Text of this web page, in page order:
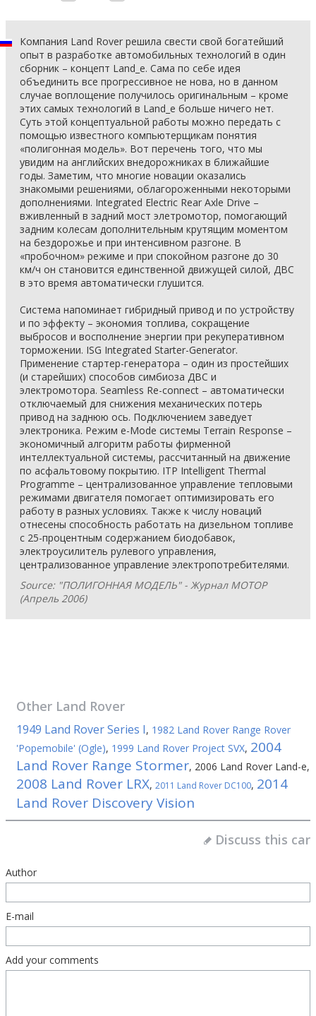
Компания Land Rover решила свести свой богатейший
опыт в разработке автомобильных технологий в один
сборник – концепт Land_e. Сама по себе идея
объединить все прогрессивное не нова, но в данном
случае воплощение получилось оригинальным – кроме
этих самых технологий в Land_e больше ничего нет.
Суть этой концептуальной работы можно передать с
помощью известного компьютерщикам понятия
«полигонная модель». Вот перечень того, что мы
увидим на английских внедорожниках в ближайшие
годы. Заметим, что многие новации оказались
знакомыми решениями, облагороженными некоторыми
дополнениями. Integrated Electric Rear Axle Drive –
вживленный в задний мост элетромотор, помогающий
задним колесам дополнительным крутящим моментом
на бездорожье и при интенсивном разгоне. В
«пробочном» режиме и при спокойном разгоне до 30
км/ч он становится единственной движущей силой, ДВС
в это время автоматически глушится.
Система напоминает гибридный привод и по устройству
и по эффекту – экономия топлива, сокращение
выбросов и восполнение энергии при рекуперативном
торможении. ISG Integrated Starter-Generator.
Применение стартер-генератора – один из простейших
(и старейших) способов симбиоза ДВС и
электромотора. Seamless Re-connect – автоматически
отключаемый для снижения механических потерь
привод на заднюю ось. Подключением заведует
электроника. Режим e-Mode системы Terrain Response –
экономичный алгоритм работы фирменной
интеллектуальной системы, рассчитанный на движение
по асфальтовому покрытию. ITP Intelligent Thermal
Programme – централизованное управление тепловыми
режимами двигателя помогает оптимизировать его
работу в разных условиях. Также к числу новаций
отнесены способность работать на дизельном топливе
с 25-процентным содержанием биодобавок,
электроусилитель рулевого управления,
централизованное управление электропотребителями.
Source: "ПОЛИГОННАЯ МОДЕЛЬ" - Журнал МОТОР
(Апрель 2006)
Other Land Rover
1949 Land Rover Series I, 1982 Land Rover Range Rover
'Popemobile' (Ogle), 1999 Land Rover Project SVX, 2004
Land Rover Range Stormer, 2006 Land Rover Land-e,
2008 Land Rover LRX, 2011 Land Rover DC100, 2014
Land Rover Discovery Vision
Discuss this car
Author
E-mail
Add your comments